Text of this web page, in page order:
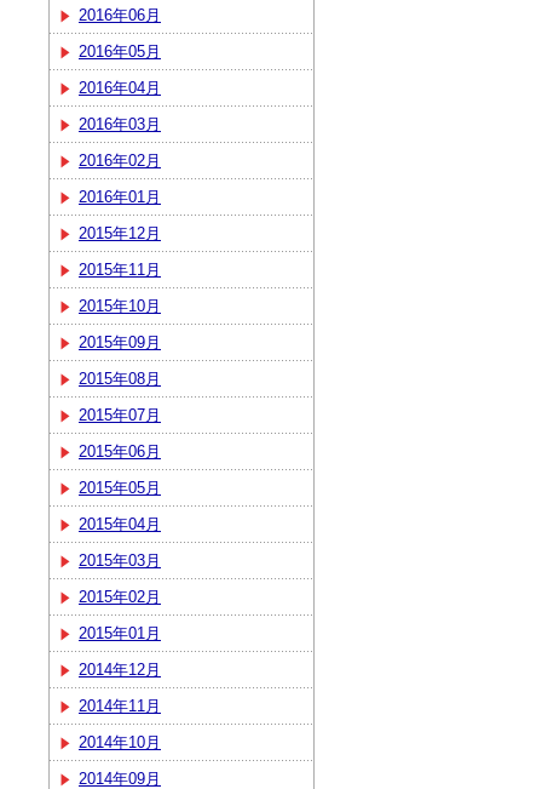
2016年06月
2016年05月
2016年04月
2016年03月
2016年02月
2016年01月
2015年12月
2015年11月
2015年10月
2015年09月
2015年08月
2015年07月
2015年06月
2015年05月
2015年04月
2015年03月
2015年02月
2015年01月
2014年12月
2014年11月
2014年10月
2014年09月